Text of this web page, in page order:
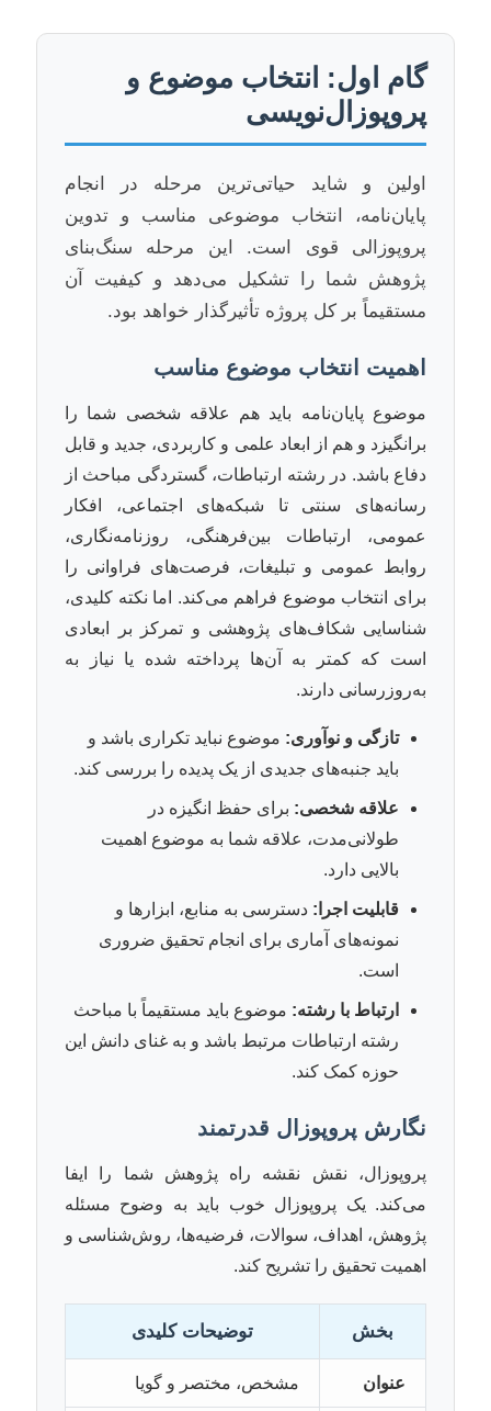
گام اول: انتخاب موضوع و
پروپوزال‌نویسی
اولین و شاید حیاتی‌ترین مرحله در انجام
پایان‌نامه، انتخاب موضوعی مناسب و تدوین
پروپوزالی قوی است. این مرحله سنگ‌بنای
پژوهش شما را تشکیل می‌دهد و کیفیت آن
مستقیماً بر کل پروژه تأثیرگذار خواهد بود.
اهمیت انتخاب موضوع مناسب
موضوع پایان‌نامه باید هم علاقه شخصی شما را
برانگیزد و هم از ابعاد علمی و کاربردی، جدید و قابل
دفاع باشد. در رشته ارتباطات، گستردگی مباحث از
رسانه‌های سنتی تا شبکه‌های اجتماعی، افکار
عمومی، ارتباطات بین‌فرهنگی، روزنامه‌نگاری،
روابط عمومی و تبلیغات، فرصت‌های فراوانی را
برای انتخاب موضوع فراهم می‌کند. اما نکته کلیدی،
شناسایی شکاف‌های پژوهشی و تمرکز بر ابعادی
است که کمتر به آن‌ها پرداخته شده یا نیاز به
به‌روزرسانی دارند.
تازگی و نوآوری: موضوع نباید تکراری باشد و
باید جنبه‌های جدیدی از یک پدیده را بررسی کند.
علاقه شخصی: برای حفظ انگیزه در
طولانی‌مدت، علاقه شما به موضوع اهمیت
بالایی دارد.
قابلیت اجرا: دسترسی به منابع، ابزارها و
نمونه‌های آماری برای انجام تحقیق ضروری
است.
ارتباط با رشته: موضوع باید مستقیماً با مباحث
رشته ارتباطات مرتبط باشد و به غنای دانش این
حوزه کمک کند.
نگارش پروپوزال قدرتمند
پروپوزال، نقش نقشه راه پژوهش شما را ایفا
می‌کند. یک پروپوزال خوب باید به وضوح مسئله
پژوهش، اهداف، سوالات، فرضیه‌ها، روش‌شناسی و
اهمیت تحقیق را تشریح کند.
بخش توضیحات کلیدی
عنوان مشخص، مختصر و گویا